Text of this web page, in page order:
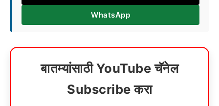
WhatsApp
बातम्यांसाठी YouTube चॅनेल
Subscribe करा